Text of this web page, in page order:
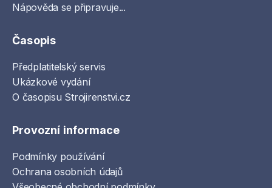
Nápověda se připravuje...
Časopis
Předplatitelský servis
Ukázkové vydání
O časopisu Strojirenstvi.cz
Provozní informace
Podmínky používání
Ochrana osobních údajů